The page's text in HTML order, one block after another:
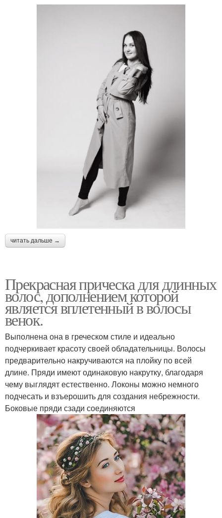
читать дальше →
Прекрасная прическа для длинных
волос, дополнением которой
является вплетенный в волосы
венок.
Выполнена она в греческом стиле и идеально
подчеркивает красоту своей обладательницы. Волосы
предварительно накручиваются на плойку по всей
длине. Пряди имеют одинаковую накрутку, благодаря
чему выглядят естественно. Локоны можно немного
подчесать и взъерошить для создания небрежности.
Боковые пряди сзади соединяются